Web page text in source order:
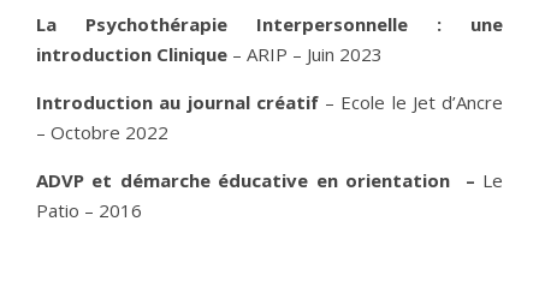
La Psychothérapie Interpersonnelle : une
introduction Clinique – ARIP – Juin 2023
Introduction au journal créatif– Ecole le Jet d’Ancre
– Octobre 2022
ADVP et démarche éducative en orientation– Le
Patio – 2016